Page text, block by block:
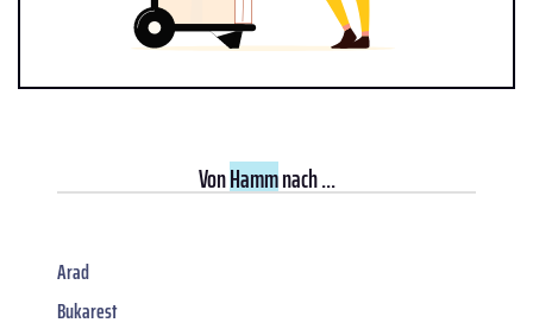
VonHammnach ...
Arad
Bukarest